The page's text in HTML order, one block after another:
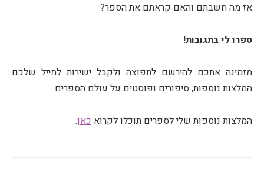
אז מה חשבתם והאם קראתם את הספר?
ספרו לי בתגובות!
מזמינה אתכם להירשם לתפוצה ולקבל ישירות למייל שלכם
המלצות נוספות, סיפורים ופוסטים על עולם הספרים.
המלצות נוספות שלי לספרים תוכלו לקרוא כאן.